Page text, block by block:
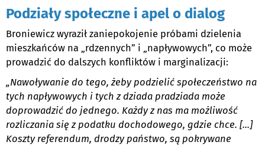
Podziały społeczne i apel o dialog
Broniewicz wyraził zaniepokojenie próbami dzielenia
mieszkańców na „rdzennych” i „napływowych”, co może
prowadzić do dalszych konfliktów i marginalizacji:
„Nawoływanie do tego, żeby podzielić społeczeństwo na
tych napływowych i tych z dziada pradziada może
doprowadzić do jednego. Każdy z nas ma możliwość
rozliczania się z podatku dochodowego, gdzie chce. [...]
Koszty referendum, drodzy państwo, są pokrywane